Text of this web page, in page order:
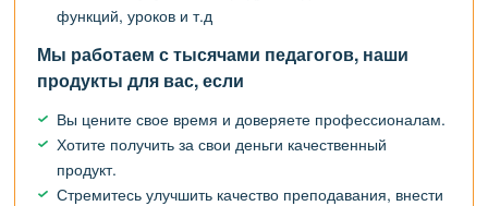
функций, уроков и т.д
Мы работаем с тысячами педагогов, наши
продукты для вас, если
Вы цените свое время и доверяете профессионалам.
Хотите получить за свои деньги качественный
продукт.
Стремитесь улучшить качество преподавания, внести